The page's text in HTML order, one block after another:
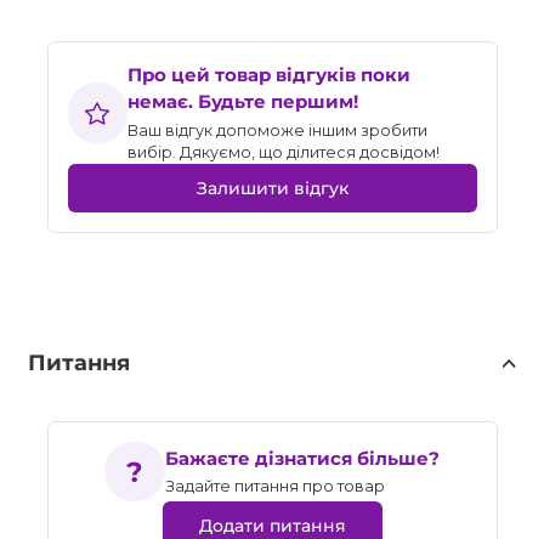
Про цей товар відгуків поки
немає. Будьте першим!
Ваш відгук допоможе іншим зробити
вибір. Дякуємо, що ділитеся досвідом!
Залишити відгук
Питання
Бажаєте дізнатися більше?
Задайте питання про товар
Додати питання